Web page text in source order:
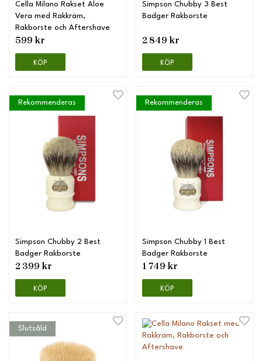
Cella Milano Rakset Aloe
Vera med Rakkräm,
Rakborste och Aftershave
599 kr
KÖP
Simpson Chubby 3 Best
Badger Rakborste
2 849 kr
KÖP
Rekommenderas
Simpson Chubby 2 Best
Badger Rakborste
2 399 kr
KÖP
Rekommenderas
Simpson Chubby 1 Best
Badger Rakborste
1 749 kr
KÖP
Slutsåld